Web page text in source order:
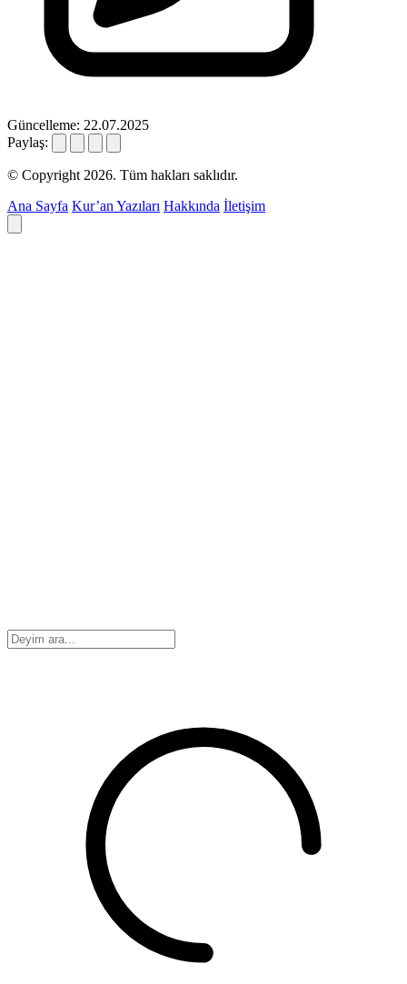
Güncelleme: 22.07.2025
Paylaş:
© Copyright 2026. Tüm hakları saklıdır.
Ana Sayfa Kur’an Yazıları Hakkında İletişim